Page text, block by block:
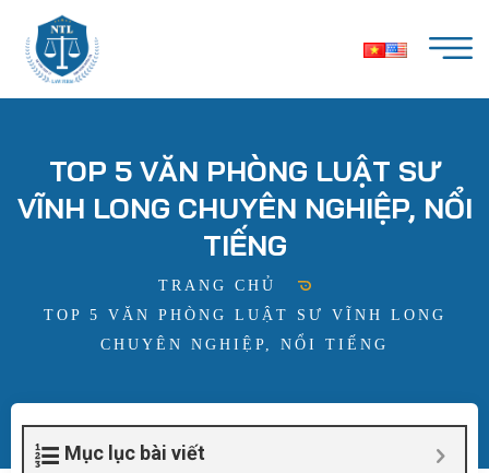
TOP 5 VĂN PHÒNG LUẬT SƯ
VĨNH LONG CHUYÊN NGHIỆP, NỔI
TIẾNG
TRANG CHỦ
TOP 5 VĂN PHÒNG LUẬT SƯ VĨNH LONG
CHUYÊN NGHIỆP, NỔI TIẾNG
Mục lục bài viết